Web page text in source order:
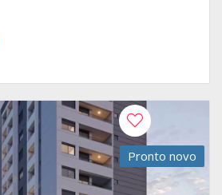
Pronto novo